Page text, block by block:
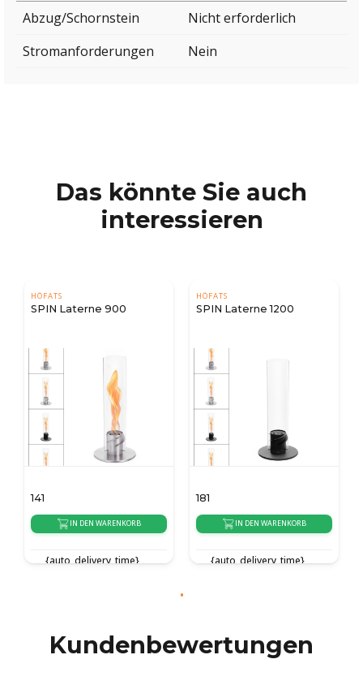
Abzug/Schornstein
Nicht erforderlich
Stromanforderungen
Nein
Das könnte Sie auch
interessieren
HÖFATS
SPIN Laterne 900
141
IN DEN WARENKORB
{auto_delivery_time}
HÖFATS
SPIN Laterne 1200
181
IN DEN WARENKORB
{auto_delivery_time}
Kundenbewertungen